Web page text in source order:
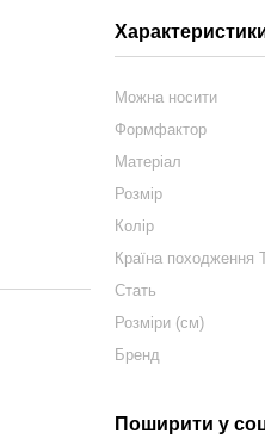
Можна носити
Формфактор
Матеріал
Розмір
Колір
Країна походження
Стать
Розміри (см)
Бренд
Поширити у